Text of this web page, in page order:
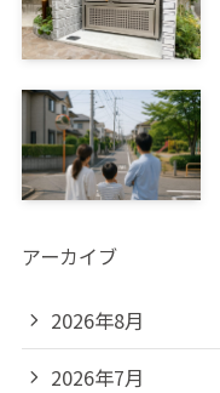
アーカイブ
2026年8月
2026年7月